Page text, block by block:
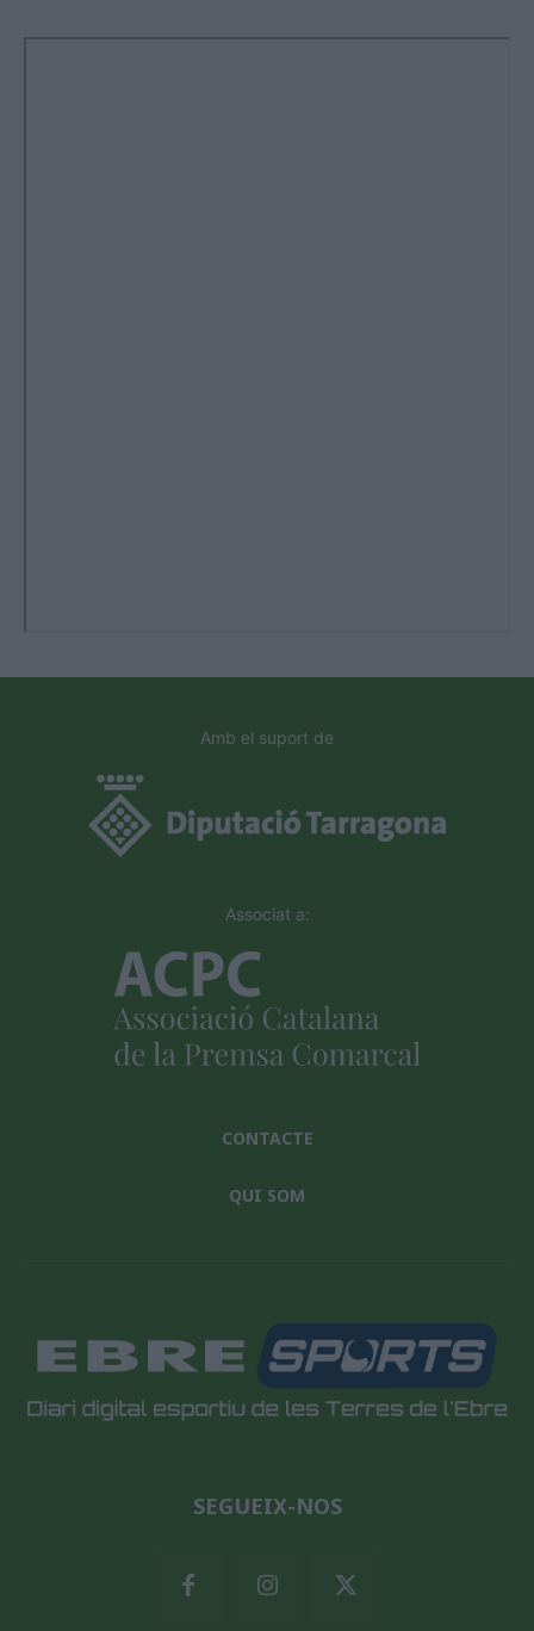
Amb el suport de
Associat a:
CONTACTE
QUI SOM
SEGUEIX-NOS